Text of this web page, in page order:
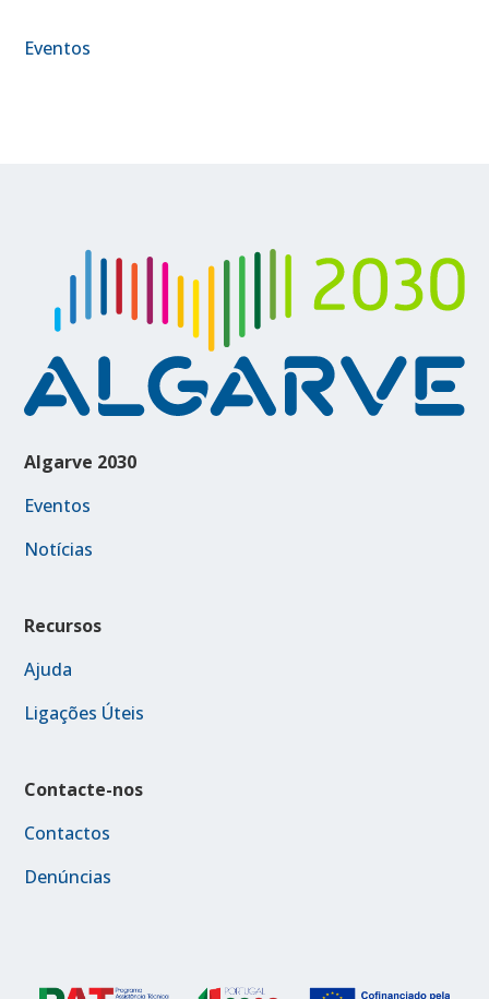
Eventos
Algarve 2030
Eventos
Notícias
Recursos
Ajuda
Ligações Úteis
Contacte-nos
Contactos
Denúncias